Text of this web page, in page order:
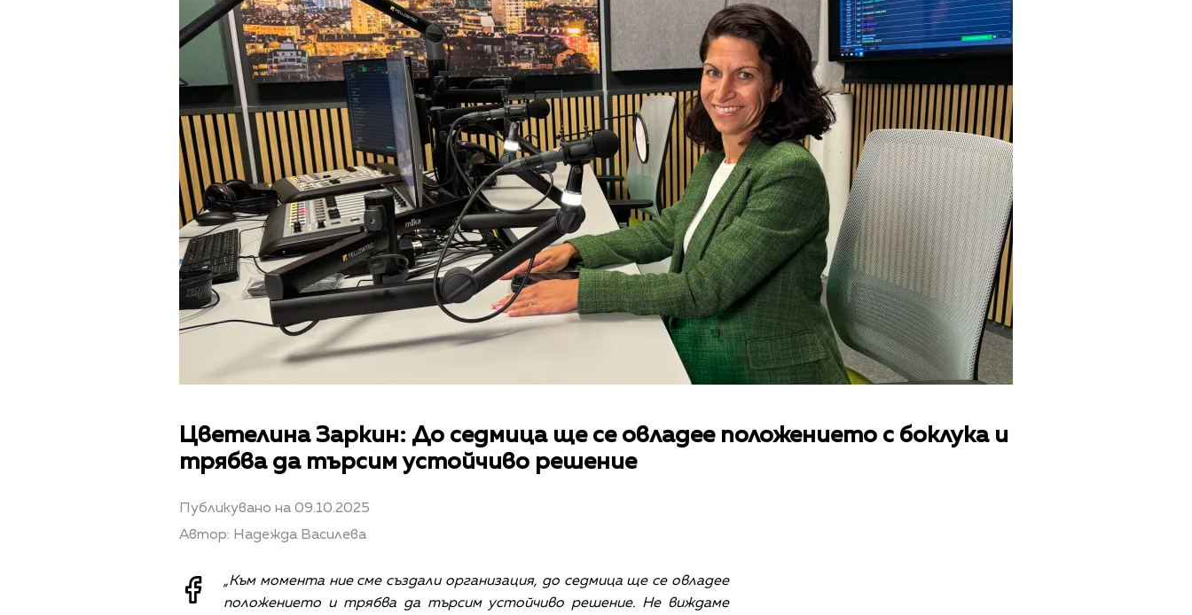
Цветелина Заркин: До седмица ще се овладее положението с боклука и
трябва да търсим устойчиво решение
Публикувано на 09.10.2025
Автор: Надежда Василева
„Към момента ние сме създали организация, до седмица ще се овладее
положението и трябва да търсим устойчиво решение. Не виждаме